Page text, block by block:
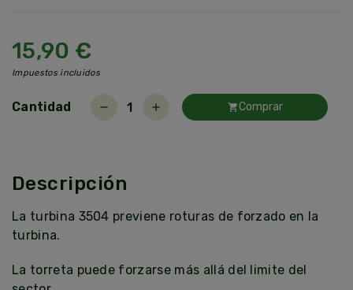
15,90 €
Impuestos incluidos
Cantidad remove add shopping_cartComprar
Descripción
La turbina 3504 previene roturas de forzado en la
turbina.
La torreta puede forzarse más allá del limite del